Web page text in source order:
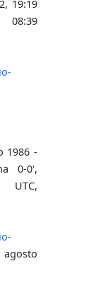
19:19
1986 -
0-0',